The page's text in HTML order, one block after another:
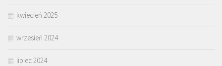
kwiecień 2025
wrzesień 2024
lipiec 2024